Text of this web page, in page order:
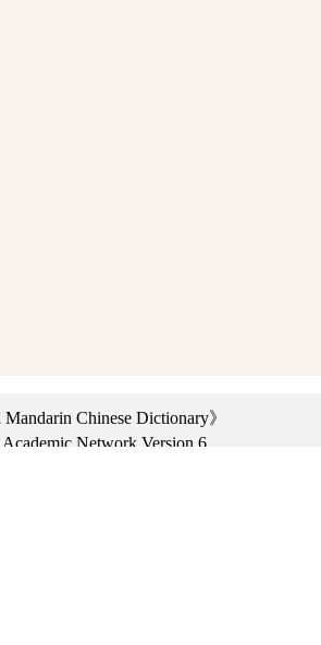
Mandarin Chinese Dictionary》
Network Version 6